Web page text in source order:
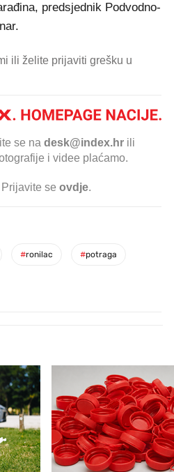
predsjednik Podvodno-
ili želite prijaviti grešku u
se na desk@index.hr ili
i videe plaćamo.
se ovdje.
#ronilac #potraga